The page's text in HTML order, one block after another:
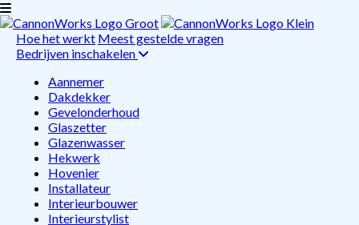
Hoe het werkt Meest gestelde vragen
Bedrijven inschakelen
Aannemer
Dakdekker
Gevelonderhoud
Glaszetter
Glazenwasser
Hekwerk
Hovenier
Installateur
Interieurbouwer
Interieurstylist